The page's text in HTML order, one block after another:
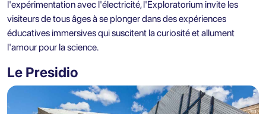
l'expérimentation avec l'électricité, l'Exploratorium invite les
visiteurs de tous âges à se plonger dans des expériences
éducatives immersives qui suscitent la curiosité et allument
l'amour pour la science.
Le Presidio